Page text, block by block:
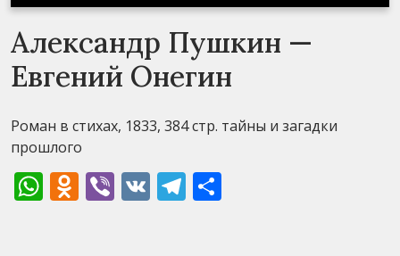
Александр Пушкин —
Евгений Онегин
Роман в стихах, 1833, 384 стр. тайны и загадки
прошлого
WhatsApp
Odnoklassniki
Viber
VK Telegram